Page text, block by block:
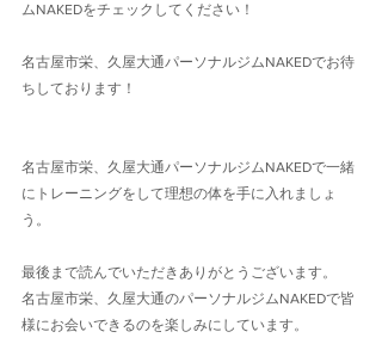
ムNAKEDをチェックしてください！
名古屋市栄、久屋大通パーソナルジムNAKEDでお待
ちしております！
名古屋市栄、久屋大通パーソナルジムNAKEDで一緒
にトレーニングをして理想の体を手に入れましょ
う。
最後まで読んでいただきありがとうございます。
名古屋市栄、久屋大通のパーソナルジムNAKEDで皆
様にお会いできるのを楽しみにしています。